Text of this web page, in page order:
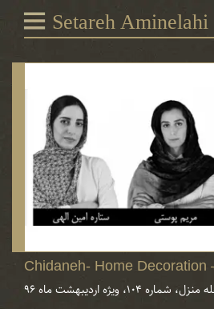
Setareh Aminelahi
Chidaneh- Home Decoration
شماره ۱۰۴، ویژه اردیبهشت ماه ۹۶